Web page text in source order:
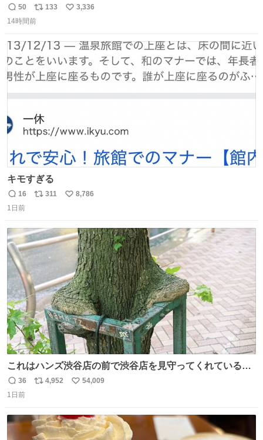
ちのためにヒカキンボックス1000個を寄付させていただき
ました
返
信
50
リ
ポ
ト
数
133
い
数
3,336
14時間前
キモすぎる
返
信
16
リ
ト
数
311
い
数
8,786
1日前
これはハンズ渋谷店の前で渋谷店を見守ってくれている
「くつろ木」。
返
信
36
リ
ト
数
4,952
い
数
54,009
1日前